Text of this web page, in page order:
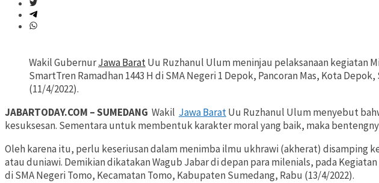
Wakil GubernurJawa BaratUu Ruzhanul Ulum meninjau pelaksanaan kegiatan
SmartTren Ramadhan 1443 H di SMA Negeri 1 Depok, Pancoran Mas, Kota Depok,
(11/4/2022).
JABARTODAY.COM – SUMEDANG Wakil Jawa BaratUu Ruzhanul Ulum menyebut
kesuksesan. Sementara untuk membentuk karakter moral yang baik, maka
Oleh karena itu, perlu keseriusan dalam menimba ilmu ukhrawi (akherat) disamping
atau duniawi. Demikian dikatakan Wagub Jabar di depan para milenials, pada
di SMA Negeri Tomo, Kecamatan Tomo, Kabupaten Sumedang, Rabu (13/4/2022).